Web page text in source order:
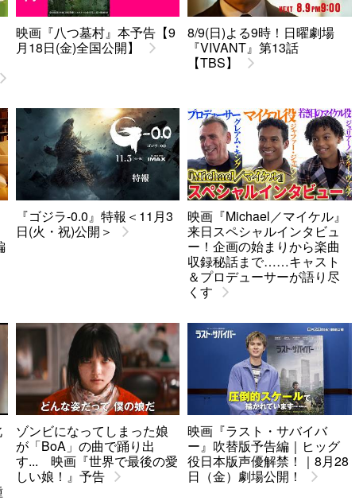
映画『八つ墓村』本予告【9
月18日(金)全国公開】
8/9(日)よる9時！日曜劇場
『VIVANT』第13話
【TBS】
『ゴジラ-0.0』特報＜11月3
日(火・祝)公開＞
映画『Michael／マイケル』
来日スペシャルインタビュ
ー！企画の始まりから楽曲
収録秘話まで……キャスト
＆プロデューサーが語り尽
くす
ゾンビになってしまった娘
が「BoA」の曲で踊り出
す... 映画『世界で最後の愛
しい娘！』予告
映画『ラスト・サバイバ
ー』吹替版予告編｜ヒッグ
役日本版声優解禁！｜8月28
日（金）劇場公開！